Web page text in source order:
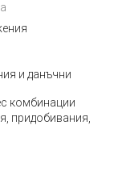
и данъчни
комбинации
придобивания,